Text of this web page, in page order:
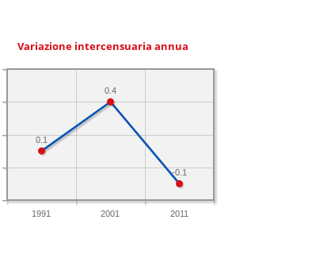
Variazione intercensuaria annua
1991 2001 2011
-0.1
0.4
0.1